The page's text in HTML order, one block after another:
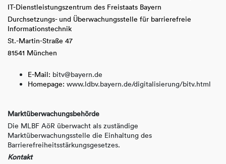
IT-Dienstleistungszentrum des Freistaats Bayern
Durchsetzungs- und Überwachungsstelle für barrierefreie
Informationstechnik
St.-Martin-Straße 47
81541 München
E-Mail: bitv@bayern.de
Homepage: www.ldbv.bayern.de/digitalisierung/bitv.html
Marktüberwachungsbehörde
Die MLBF AöR überwacht als zuständige
Marktüberwachungsstelle die Einhaltung des
Barrierefreiheitsstärkungsgesetzes.
Kontakt